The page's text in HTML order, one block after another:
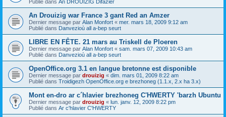
Publié dans An DROUIZIG Difazier
An Drouizig war France 3 gant Red an Amzer
Dernier message par Alan Monfort « mer. mars 18, 2009 9:12 am
Publié dans Danvezioù all a-bep seurt
LIBRE EN FÊTE. 21 mars au Triskell de Ploeren
Dernier message par Alan Monfort « sam. mars 07, 2009 10:43 am
Publié dans Danvezioù all a-bep seurt
OpenOffice.org 3.1 en langue bretonne est disponible
Dernier message par drouizig « dim. mars 01, 2009 8:22 am
Publié dans Troidigezh OpenOffice.org e brezhoneg (1.1.x, 2.x ha 3.x)
Mont en-dro ar c´hlavier brezhoneg C'HWERTY 'barzh Ubuntu
Dernier message par drouizig « lun. janv. 12, 2009 8:22 pm
Publié dans Ar c'hlavier C'HWERTY